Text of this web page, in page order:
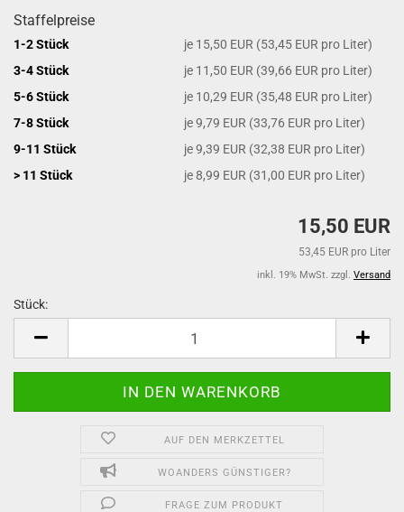
Staffelpreise
1-2 Stück
je 15,50 EUR (53,45 EUR pro Liter)
3-4 Stück
je 11,50 EUR (39,66 EUR pro Liter)
5-6 Stück
je 10,29 EUR (35,48 EUR pro Liter)
7-8 Stück
je 9,79 EUR (33,76 EUR pro Liter)
9-11 Stück
je 9,39 EUR (32,38 EUR pro Liter)
> 11 Stück
je 8,99 EUR (31,00 EUR pro Liter)
15,50 EUR
53,45 EUR pro Liter
inkl. 19% MwSt. zzgl. Versand
Stück:
AUF DEN MERKZETTEL
WOANDERS GÜNSTIGER?
FRAGE ZUM PRODUKT